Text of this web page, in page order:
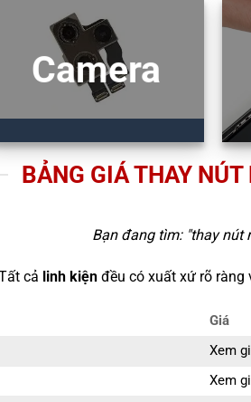
Camera
BẢNG GIÁ THAY NÚT
Bạn đang tìm: "thay nút
cả linh kiệnđều có xuất xứ rõ ràng
Giá
Xem
Xem